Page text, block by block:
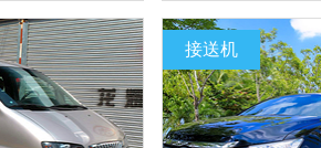
接送机